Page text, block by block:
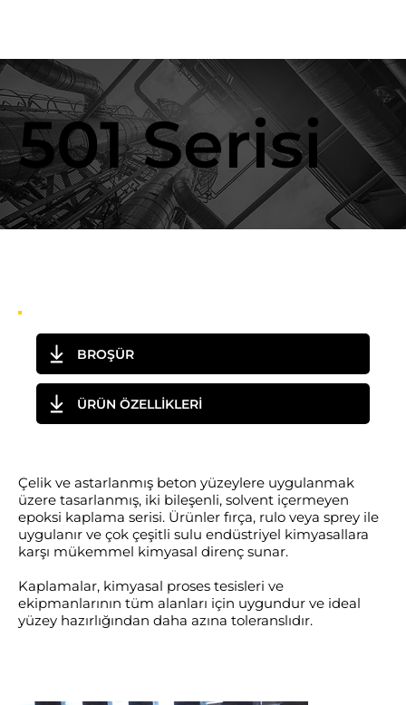
501 Serisi
BROŞÜR
ÜRÜN ÖZELLİKLERİ
Çelik ve astarlanmış beton yüzeylere uygulanmak
üzere tasarlanmış, iki bileşenli, solvent içermeyen
epoksi kaplama serisi. Ürünler fırça, rulo veya sprey ile
uygulanır ve çok çeşitli sulu endüstriyel kimyasallara
karşı mükemmel kimyasal direnç sunar.
Kaplamalar, kimyasal proses tesisleri ve
ekipmanlarının tüm alanları için uygundur ve ideal
yüzey hazırlığından daha azına toleranslıdır.